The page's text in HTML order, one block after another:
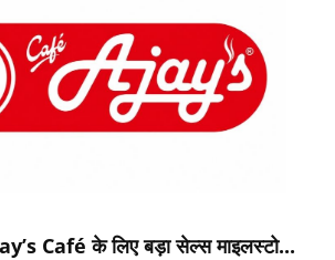
Café के लिए बड़ा सेल्स माइलस्टो...